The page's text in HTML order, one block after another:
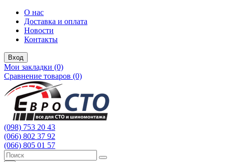
О нас
Доставка и оплата
Новости
Контакты
Вход
Мои закладки (0)
Сравнение товаров (0)
(098) 753 20 43
(066) 802 37 92
(066) 805 01 57